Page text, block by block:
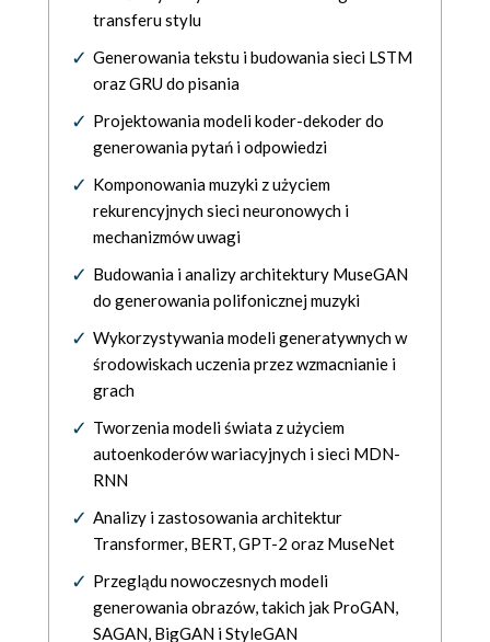
transferu stylu
Generowania tekstu i budowania sieci LSTM
oraz GRU do pisania
Projektowania modeli koder-dekoder do
generowania pytań i odpowiedzi
Komponowania muzyki z użyciem
rekurencyjnych sieci neuronowych i
mechanizmów uwagi
Budowania i analizy architektury MuseGAN
do generowania polifonicznej muzyki
Wykorzystywania modeli generatywnych w
środowiskach uczenia przez wzmacnianie i
grach
Tworzenia modeli świata z użyciem
autoenkoderów wariacyjnych i sieci MDN-
RNN
Analizy i zastosowania architektur
Transformer, BERT, GPT-2 oraz MuseNet
Przeglądu nowoczesnych modeli
generowania obrazów, takich jak ProGAN,
SAGAN, BigGAN i StyleGAN